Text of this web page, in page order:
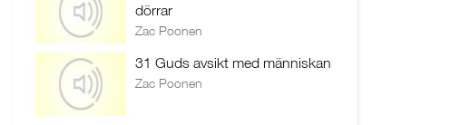
dörrar
Zac Poonen
31 Guds avsikt med människan
Zac Poonen